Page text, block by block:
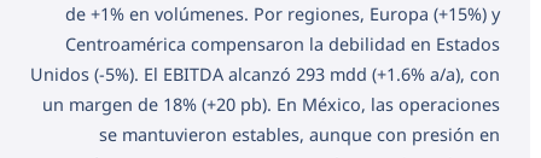
de +1% en volúmenes. Por regiones, Europa (+15%) y
Centroamérica compensaron la debilidad en Estados
Unidos (-5%). El EBITDA alcanzó 293 mdd (+1.6% a/a), con
un margen de 18% (+20 pb). En México, las operaciones
se mantuvieron estables, aunque con presión en